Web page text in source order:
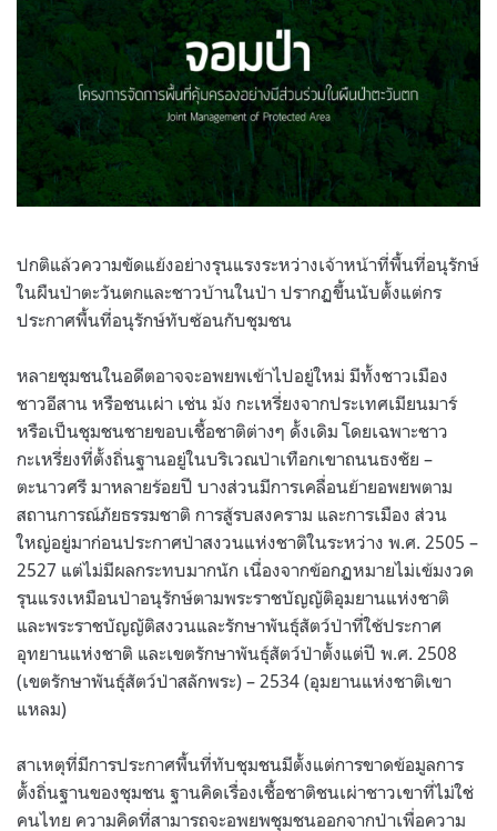
ปกติแล้วความขัดแย้งอย่างรุนแรงระหว่างเจ้าหน้าที่พื้นที่อนุรักษ์
ในผืนป่าตะวันตกและชาวบ้านในป่า ปรากฏขึ้นนับตั้งแต่กร
ประกาศพื้นที่อนุรักษ์ทับซ้อนกับชุมชน
หลายชุมชนในอดีตอาจจะอพยพเข้าไปอยู่ใหม่ มีทั้งชาวเมือง
ชาวอีสาน หรือชนเผ่า เช่น ม้ง กะเหรี่ยงจากประเทศเมียนมาร์
หรือเป็นชุมชนชายขอบเชื้อชาติต่างๆ ดั้งเดิม โดยเฉพาะชาว
กะเหรี่ยงที่ตั้งถิ่นฐานอยู่ในบริเวณป่าเทือกเขาถนนธงชัย –
ตะนาวศรี มาหลายร้อยปี บางส่วนมีการเคลื่อนย้ายอพยพตาม
สถานการณ์ภัยธรรมชาติ การสู้รบสงคราม และการเมือง ส่วน
ใหญ่อยู่มาก่อนประกาศป่าสงวนแห่งชาติในระหว่าง พ.ศ. 2505 –
2527 แต่ไม่มีผลกระทบมากนัก เนื่องจากข้อกฏหมายไม่เข้มงวด
รุนแรงเหมือนป่าอนุรักษ์ตามพระราชบัญญัติอุมยานแห่งชาติ
และพระราชบัญญัติสงวนและรักษาพันธุ์สัตว์ป่าที่ใช้ประกาศ
อุทยานแห่งชาติ และเขตรักษาพันธุ์สัตว์ป่าตั้งแต่ปี พ.ศ. 2508
(เขตรักษาพันธุ์สัตว์ป่าสลักพระ) – 2534 (อุมยานแห่งชาติเขา
แหลม)
สาเหตุที่มีการประกาศพื้นที่ทับชุมชนมีตั้งแต่การขาดข้อมูลการ
ตั้งถิ่นฐานของชุมชน ฐานคิดเรื่องเชื้อชาติชนเผ่าชาวเขาที่ไม่ใช่
คนไทย ความคิดที่สามารถจะอพยพชุมชนออกจากป่าเพื่อความ